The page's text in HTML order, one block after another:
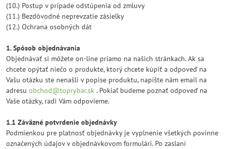
(10.) Postup v prípade odstúpenia od zmluvy
(11.) Bezdôvodné neprevzatie zásielky
(12.) Ochrana osobných dát
1. Spôsob objednávania
Objednávať si môžete on-line priamo na našich stránkach. Ak sa
chcete opýtať niečo o produkte, ktorý chcete kúpiť a odpoveď na
Vašu otázku ste nenašli v popise produktu, napíšte nám email na
adresu obchod@toprybar.sk . Pokiaľ budeme poznať odpoveď na
Vaše otázky, radi Vám odpovieme.
1.1 Záväzné potvrdenie objednávky
Podmienkou pre platnosť objednávky je vyplnenie všetkých povinne
označených údajov v objednávkovom formulári. Po zaslaní